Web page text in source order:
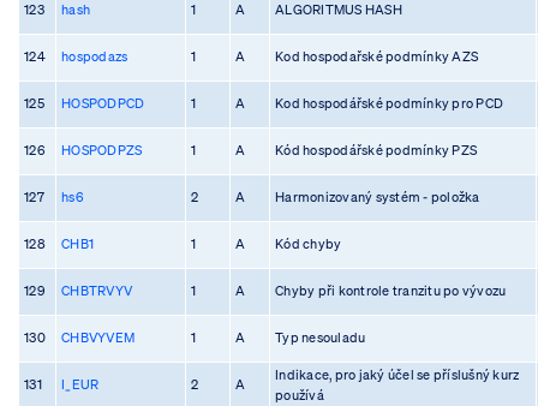
123 hash 1 A ALGORITMUS HASH
124 hospodazs 1 A Kod hospodařské podmínky AZS
125 HOSPODPCD 1 A Kod hospodářské podmínky pro PCD
126 HOSPODPZS 1 A Kód hospodářské podmínky PZS
127 hs6 2 A Harmonizovaný systém - položka
128 CHB1 1 A Kód chyby
129 CHBTRVYV 1 A Chyby při kontrole tranzitu po vývozu
130 CHBVYVEM 1 A Typ nesouladu
131 I_EUR 2 A
Indikace, pro jaký účel se příslušný kurz
používá